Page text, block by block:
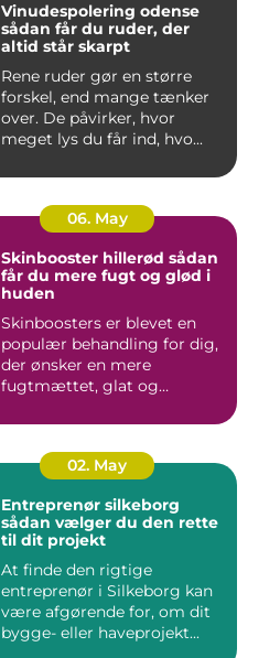
Vinudespolering odense
sådan får du ruder, der
altid står skarpt
Rene ruder gør en større
forskel, end mange tænker
over. De påvirker, hvor
meget lys du får ind, hvo...
06. May
Skinbooster hillerød sådan
får du mere fugt og glød i
huden
Skinboosters er blevet en
populær behandling for dig,
der ønsker en mere
fugtmættet, glat og
02. May
Entreprenør silkeborg
sådan vælger du den rette
til dit projekt
At finde den rigtige
entreprenør i Silkeborg kan
være afgørende for, om dit
bygge- eller haveprojekt...